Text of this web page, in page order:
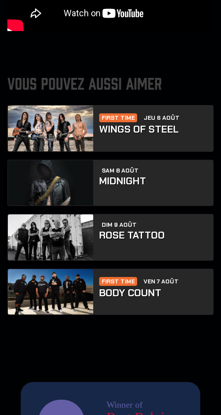
VOUS POUVEZ AUSSI AIMER
FIRST TIME JEU 6 AOÛT
WINGS OF STEEL
SAM 8 AOÛT
MIDNIGHT
DIM 9 AOÛT
ROSE TATTOO
FIRST TIME VEN 7 AOÛT
BODY COUNT